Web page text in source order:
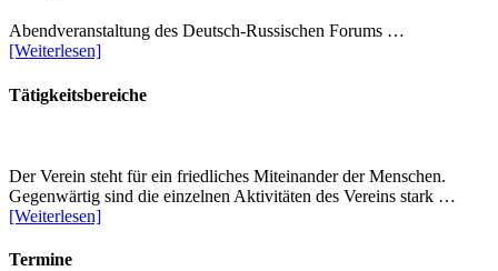
Abendveranstaltung des Deutsch-Russischen Forums …
[Weiterlesen]
Tätigkeitsbereiche
Der Verein steht für ein friedliches Miteinander der Menschen.
Gegenwärtig sind die einzelnen Aktivitäten des Vereins stark …
[Weiterlesen]
Termine